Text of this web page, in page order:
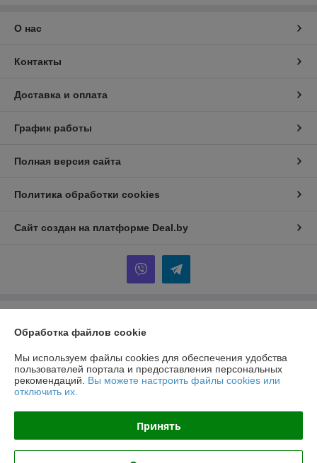
О нас
Контакты
Доставка и оплата
График работы
Полная версия сайта
Политика обработки cookies
Сайт создан на платформе Deal.by
220024, г. Минск, ул. Казинца 33, корпус 10, пом. 19
Регистрационный номер ЕГР: 193138037
Регистрационный орган: Минский горисполком
Обработка файлов cookie
Мы используем файлы cookies для обеспечения удобства
пользователей портала и предоставления персональных
рекомендаций. Вы можете настроить файлы cookies или
отключить их.
Принять